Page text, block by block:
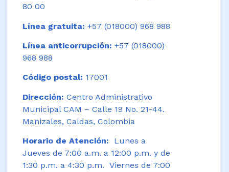
80 00
Línea gratuita: +57 (018000) 968 988
Línea anticorrupción: +57 (018000)
968 988
Código postal: 17001
Dirección: Centro Administrativo
Municipal CAM – Calle 19 No. 21-44.
Manizales, Caldas, Colombia
Horario de Atención: Lunes a
Jueves de 7:00 a.m. a 12:00 p.m. y de
1:30 p.m. a 4:30 p.m. Viernes de 7:00